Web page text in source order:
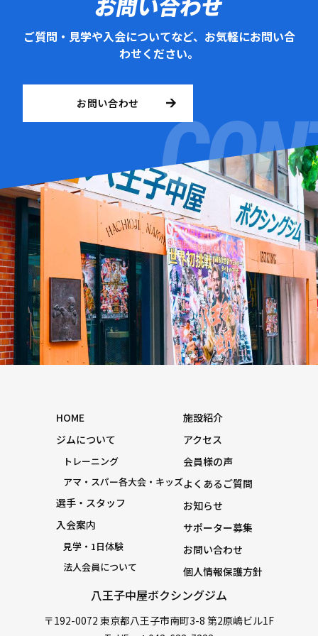
ご質問・見学や入会についてなど、お気軽にお問い合
わせください。
お問い合わせ
八王子中屋ボクシングジム
〒192-0072 東京都八王子市南町3-8 第2原嶋ビル1F
HOME
ジムについて
トレーニング
アマ・スパー各大会・キッズ
選手・スタッフ
入会案内
見学・1日体験
法人会員について
施設紹介
アクセス
会員様の声
よくあるご質問
お知らせ
サポーター募集
お問い合わせ
個人情報保護方針